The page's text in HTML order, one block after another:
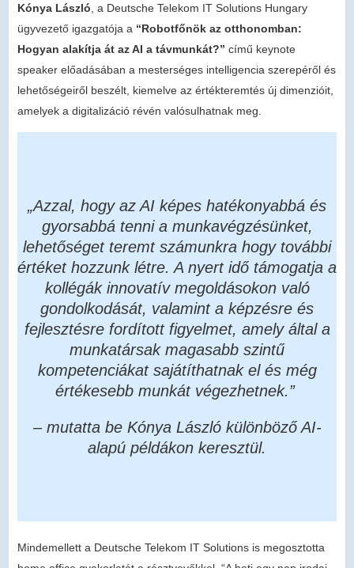
Kónya László , a Deutsche Telekom IT Solutions Hungary
ügyvezető igazgatója a “Robotfőnök az otthonomban:
Hogyan alakítja át az AI a távmunkát?” című keynote
speaker előadásában a mesterséges intelligencia szerepéről és
lehetőségeiről beszélt, kiemelve az értékteremtés új dimenzióit,
amelyek a digitalizáció révén valósulhatnak meg.
„Azzal, hogy az AI képes hatékonyabbá és
gyorsabbá tenni a munkavégzésünket,
lehetőséget teremt számunkra hogy további
értéket hozzunk létre. A nyert idő támogatja a
kollégák innovatív megoldásokon való
gondolkodását, valamint a képzésre és
fejlesztésre fordított figyelmet, amely által a
munkatársak magasabb szintű
kompetenciákat sajátíthatnak el és még
értékesebb munkát végezhetnek.”
– mutatta be Kónya László különböző AI-
alapú példákon keresztül.
Mindemellett a Deutsche Telekom IT Solutions is megosztotta